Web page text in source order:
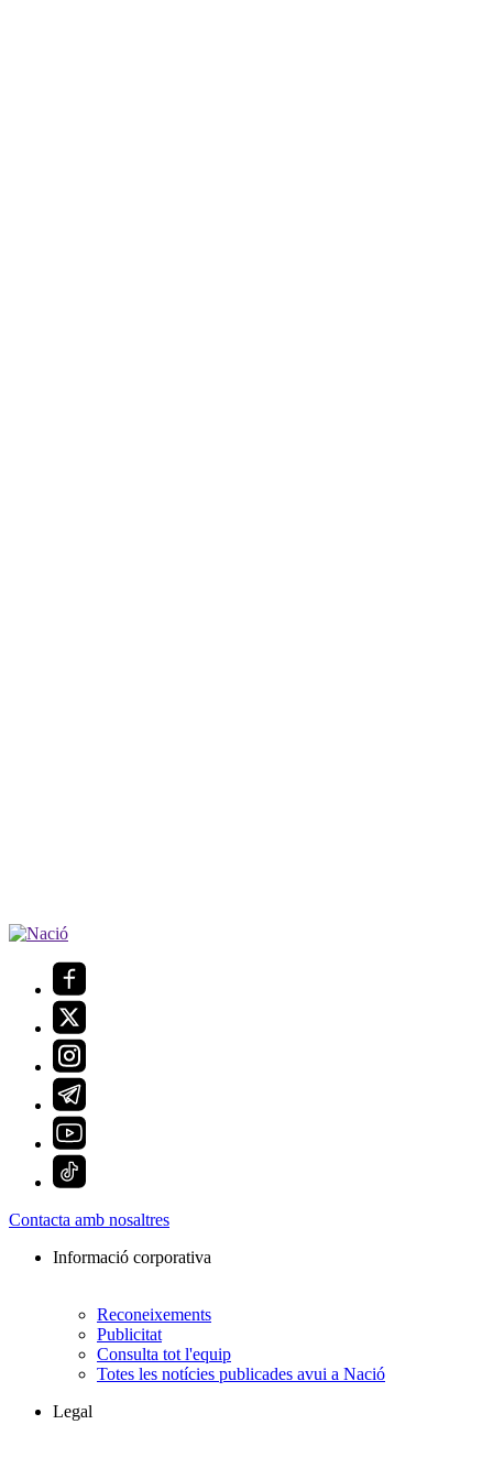
Contacta amb nosaltres
Informació corporativa
Reconeixements
Publicitat
Consulta tot l'equip
Totes les notícies publicades avui a Nació
Legal